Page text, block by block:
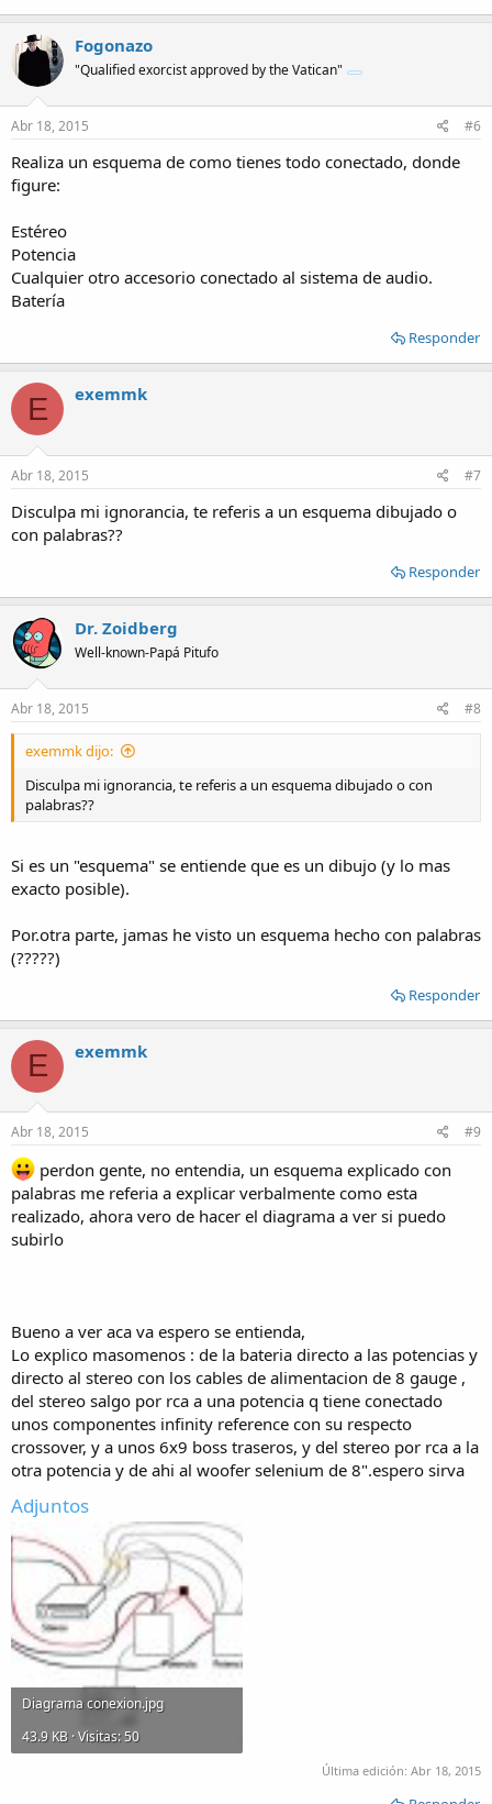
Fogonazo
"Qualified exorcist approved by the Vatican"
Abr 18, 2015 #6
Realiza un esquema de como tienes todo conectado, donde
figure:
Estéreo
Potencia
Cualquier otro accesorio conectado al sistema de audio.
Batería
Responder
E exemmk
Abr 18, 2015 #7
Disculpa mi ignorancia, te referis a un esquema dibujado o
con palabras??
Responder
Dr. Zoidberg
Well-known-Papá Pitufo
Abr 18, 2015 #8
exemmk dijo:
Disculpa mi ignorancia, te referis a un esquema dibujado o con
palabras??
Si es un "esquema" se entiende que es un dibujo (y lo mas
exacto posible).
Por.otra parte, jamas he visto un esquema hecho con palabras
(?????)
Responder
E exemmk
Abr 18, 2015 #9
perdon gente, no entendia, un esquema explicado con
palabras me referia a explicar verbalmente como esta
realizado, ahora vero de hacer el diagrama a ver si puedo
subirlo
Bueno a ver aca va espero se entienda,
Lo explico masomenos : de la bateria directo a las potencias y
directo al stereo con los cables de alimentacion de 8 gauge ,
del stereo salgo por rca a una potencia q tiene conectado
unos componentes infinity reference con su respecto
crossover, y a unos 6x9 boss traseros, y del stereo por rca a la
otra potencia y de ahi al woofer selenium de 8".espero sirva
Adjuntos
Diagrama conexion.jpg
43.9 KB · Visitas: 50
Última edición: Abr 18, 2015